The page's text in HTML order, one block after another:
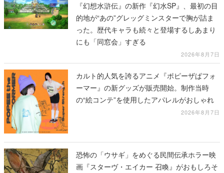
『幻想水滸伝』の新作『幻水SP』、最初の目
的地が“あの”グレッグミンスターで胸が詰ま
った。歴代キャラも続々と登場するしあまり
にも「同窓会」すぎる
2026年8月7日
カルト的人気を誇るアニメ『ポピーザぱフォ
ーマー』の新グッズが販売開始。制作当時
の“絵コンテ”を使用したアパレルがおしゃれ
2026年8月7日
恐怖の「ウサギ」をめぐる民間伝承ホラー映
画『スターヴ・エイカー 召喚』がおもしろそ